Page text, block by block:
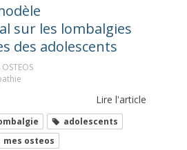
sur les lombalgies
des adolescents
OSTEOS
Lire l'article
adolescents
mes osteos